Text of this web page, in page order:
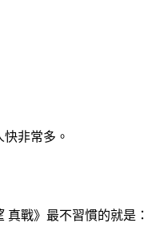
非常多。
真戰》最不習慣的就是：